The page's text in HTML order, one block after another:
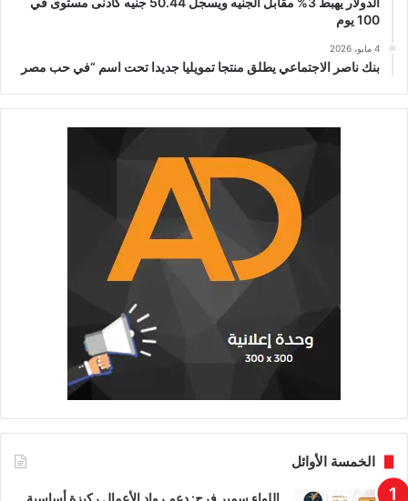
100 يوم
4 مايو، 2026
بنك ناصر الاجتماعي يطلق منتجا تمويليا جديدا تحت اسم “في حب مصر
الخمسة الأوائل